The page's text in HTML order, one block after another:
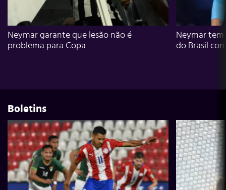
Neymar garante que lesão não é
problema para Copa
Neymar
do Brasil
Boletins